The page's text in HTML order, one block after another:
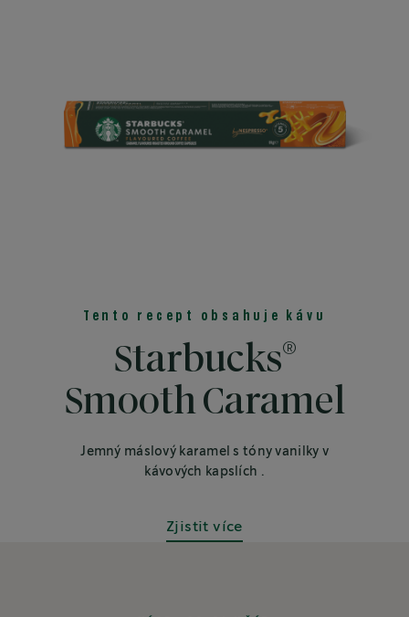
Tento recept obsahuje kávu
Starbucks®
Smooth Caramel
Jemný máslový karamel s tóny vanilky v
kávových kapslích .
Zjistit více